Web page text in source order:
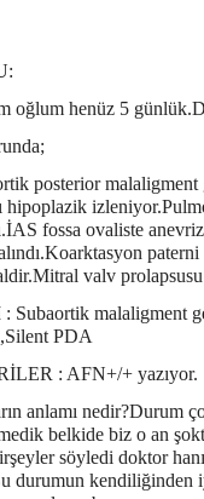
oğlum henüz 5
posterior
hipoplazik
fossa ovaliste
valv
Subaortik malaligment
PDA
: AFN+/+ yazıyor.
anlamı nedir?Durum
belkide biz o an
söyledi doktor
durumun kendiliğinden